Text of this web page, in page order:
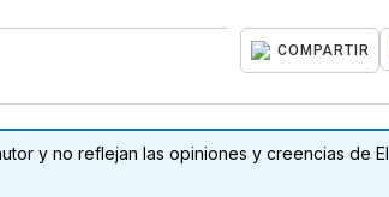
COMPARTIR
y no reflejan las opiniones y creencias de El